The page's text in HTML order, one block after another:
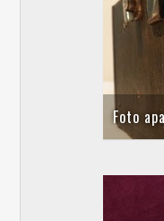
Foto